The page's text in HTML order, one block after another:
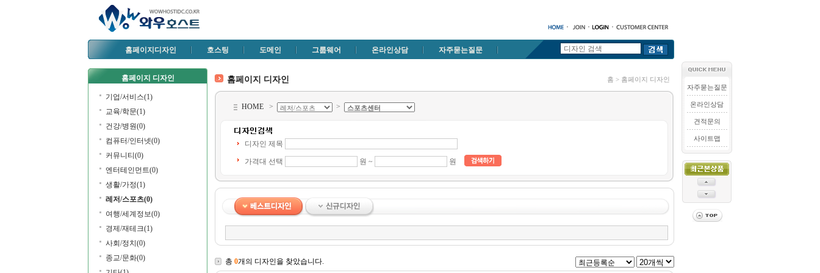
홈페이지디자인 호스팅 도메인 그룹웨어 온라인상담 자주묻는질문
홈페이지 디자인
기업/서비스(1)
교육/학문(1)
건강/병원(0)
컴퓨터/인터넷(0)
커뮤니티(0)
엔터테인먼트(0)
생활/가정(1)
레저/스포츠(0)
여행/세계정보(0)
경제/재테크(1)
사회/정치(0)
종교/문화(0)
홈페이지 디자인 홈 > 홈페이지 디자인
HOME > >
디자인 제목
가격대 선택 원 ~ 원
총 0개의 디자인을 찾았습니다.
자주묻는질문
온라인상담
견적문의
사이트맵